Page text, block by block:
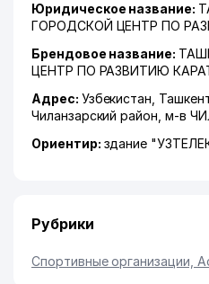
Юридическое название:
ГОРОДСКОЙ ЦЕНТР ПО
Брендовое название:
ЦЕНТР ПО РАЗВИТИЮ
Адрес: Узбекистан,
Чиланзарский район ,м-в
Ориентир: здание
Рубрики
Спортивные организации,